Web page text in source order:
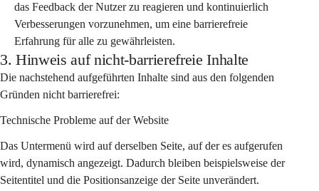
das Feedback der Nutzer zu reagieren und kontinuierlich
Verbesserungen vorzunehmen, um eine barrierefreie
Erfahrung für alle zu gewährleisten.
3. Hinweis auf nicht-barrierefreie Inhalte
Die nachstehend aufgeführten Inhalte sind aus den folgenden
Gründen nicht barrierefrei:
Technische Probleme auf der Website
Das Untermenü wird auf derselben Seite, auf der es aufgerufen
wird, dynamisch angezeigt. Dadurch bleiben beispielsweise der
Seitentitel und die Positionsanzeige der Seite unverändert.